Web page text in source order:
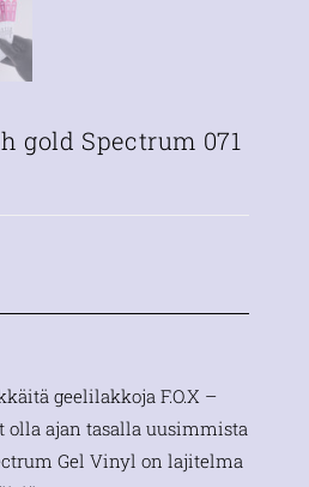
gold Spectrum 071
geelilakkoja F.O.X –
olla ajan tasalla uusimmista
Gel Vinyl on lajitelma